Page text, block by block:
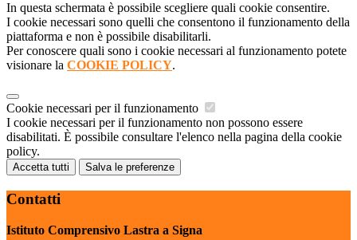
In questa schermata è possibile scegliere quali cookie consentire.
I cookie necessari sono quelli che consentono il funzionamento della
piattaforma e non è possibile disabilitarli.
Per conoscere quali sono i cookie necessari al funzionamento potete
visionare la COOKIE POLICY.
Cookie necessari per il funzionamento
I cookie necessari per il funzionamento non possono essere
disabilitati. È possibile consultare l'elenco nella pagina della cookie
policy.
Accetta tutti Salva le preferenze
Contatti
Istituto Comprensivo Lastra a Signa